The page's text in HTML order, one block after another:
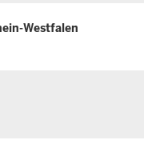
Westfalen